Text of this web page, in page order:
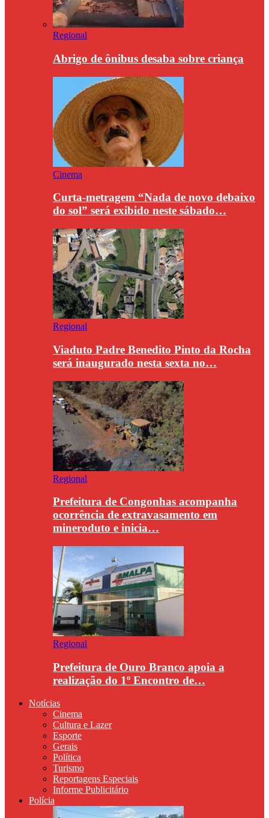
Regional
Abrigo de ônibus desaba sobre criança
Cinema
Curta-metragem “Nada de novo debaixo
do sol” será exibido neste sábado…
Regional
Viaduto Padre Benedito Pinto da Rocha
será inaugurado nesta sexta no…
Regional
Prefeitura de Congonhas acompanha
ocorrência de extravasamento em
mineroduto e inicia…
Regional
Prefeitura de Ouro Branco apoia a
realização do 1º Encontro de…
Notícias
Cinema
Cultura e Lazer
Esporte
Gerais
Política
Turismo
Reportagens Especiais
Informe Publicitário
Polícia